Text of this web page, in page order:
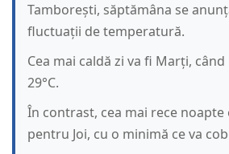
Tamborești, săptămâna se
fluctuații de temperatură.
Cea mai caldă zi va fi Marți,
29°C.
În contrast, cea mai rece
pentru Joi, cu o minimă ce va